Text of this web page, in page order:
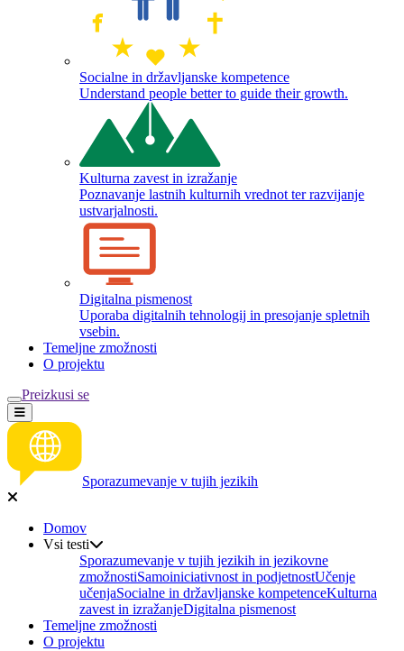
Socialne in državljanske kompetence
Understand people better to guide their growth.
Kulturna zavest in izražanje
Poznavanje lastnih kulturnih vrednot ter razvijanje
ustvarjalnosti.
Digitalna pismenost
Uporaba digitalnih tehnologij in presojanje spletnih
vsebin.
Temeljne zmožnosti
O projektu
Preizkusi se
Sporazumevanje v tujih jezikih
Domov
Vsi testi
Sporazumevanje v tujih jezikih in jezikovne
zmožnostiSamoiniciativnost in podjetnostUčenje
učenjaSocialne in državljanske kompetenceKulturna
zavest in izražanjeDigitalna pismenost
Temeljne zmožnosti
O projektu